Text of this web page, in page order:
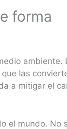
forma
ambiente.
las
a mitigar el
el mundo. No